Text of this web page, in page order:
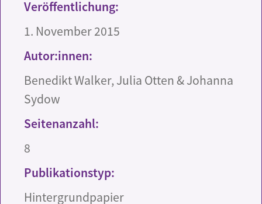
Veröffentlichung:
1. November 2015
Autor:innen:
Benedikt Walker, Julia Otten & Johanna
Sydow
Seitenanzahl:
8
Publikationstyp:
Hintergrundpapier